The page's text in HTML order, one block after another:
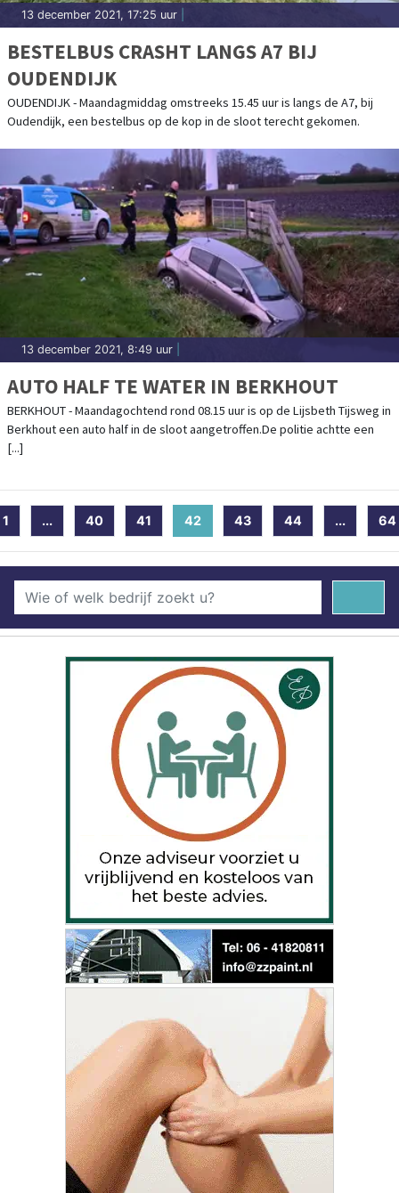
13 december 2021, 17:25 uur
BESTELBUS CRASHT LANGS A7 BIJ
OUDENDIJK
OUDENDIJK - Maandagmiddag omstreeks 15.45 uur is langs de A7, bij
Oudendijk, een bestelbus op de kop in de sloot terecht gekomen.
13 december 2021, 8:49 uur
AUTO HALF TE WATER IN BERKHOUT
BERKHOUT - Maandagochtend rond 08.15 uur is op de Lijsbeth Tijsweg in
Berkhout een auto half in de sloot aangetroffen.De politie achtte een
[...]
1 ... 40 41 42 (current)
43 44 ... 64